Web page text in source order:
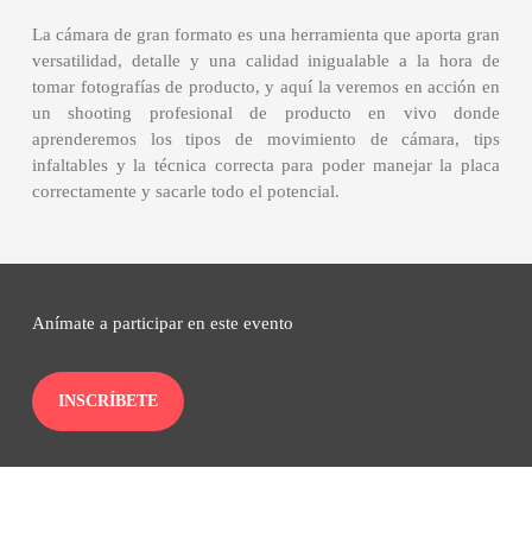
La cámara de gran formato es una herramienta que aporta gran
versatilidad, detalle y una calidad inigualable a la hora de
tomar fotografías de producto, y aquí la veremos en acción en
un shooting profesional de producto en vivo donde
aprenderemos los tipos de movimiento de cámara, tips
infaltables y la técnica correcta para poder manejar la placa
correctamente y sacarle todo el potencial.
Anímate a participar en este evento
INSCRÍBETE